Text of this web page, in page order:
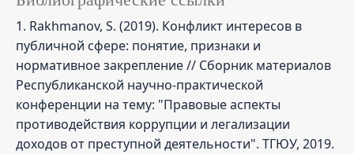
1. Rakhmanov, S. (2019). Конфликт интересов в
публичной сфере: понятие, признаки и
нормативное закрепление // Сборник материалов
Республиканской научно-практической
конференции на тему: "Правовые аспекты
противодействия коррупции и легализации
доходов от преступной деятельности". ТГЮУ, 2019.